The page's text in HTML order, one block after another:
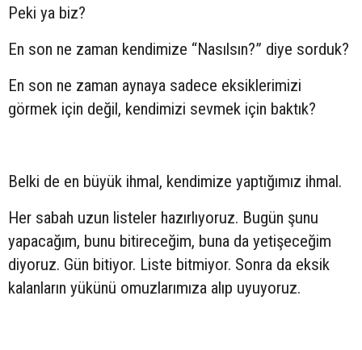
Peki ya biz?
En son ne zaman kendimize “Nasılsın?” diye sorduk?
En son ne zaman aynaya sadece eksiklerimizi
görmek için değil, kendimizi sevmek için baktık?
Belki de en büyük ihmal, kendimize yaptığımız ihmal.
Her sabah uzun listeler hazırlıyoruz. Bugün şunu
yapacağım, bunu bitireceğim, buna da yetişeceğim
diyoruz. Gün bitiyor. Liste bitmiyor. Sonra da eksik
kalanların yükünü omuzlarımıza alıp uyuyoruz.